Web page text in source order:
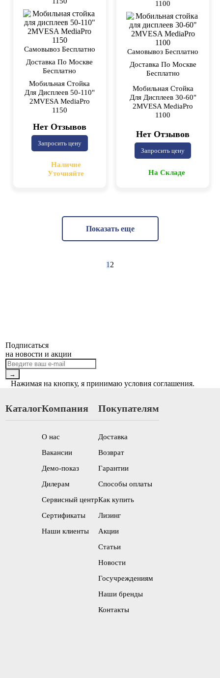
Самовывоз Бесплатно
Доставка По Москве
Бесплатно
Мобильная Стойка
Для Дисплеев 50-110"
2MVESA MediaPro
1150
Нет Отзывов
Запросить цену
Наличие
Уточняйте
1100
Самовывоз Бесплатно
Доставка По Москве
Бесплатно
Мобильная Стойка
Для Дисплеев 30-60"
2MVESA MediaPro
1100
Нет Отзывов
Запросить цену
На Складе
1 2
Показать еще
Подписаться
на новости и акции
→
Нажимая на кнопку, я принимаю условия соглашения.
КаталогКомпания
О нас
Вакансии
Демо-показ
Дилерам
Сервисный центр
Сертификаты
Наши клиенты
Покупателям
Доставка
Возврат
Гарантии
Способы оплаты
Как купить
Лизинг
Акции
Статьи
Новости
Госучреждениям
Наши бренды
Контакты